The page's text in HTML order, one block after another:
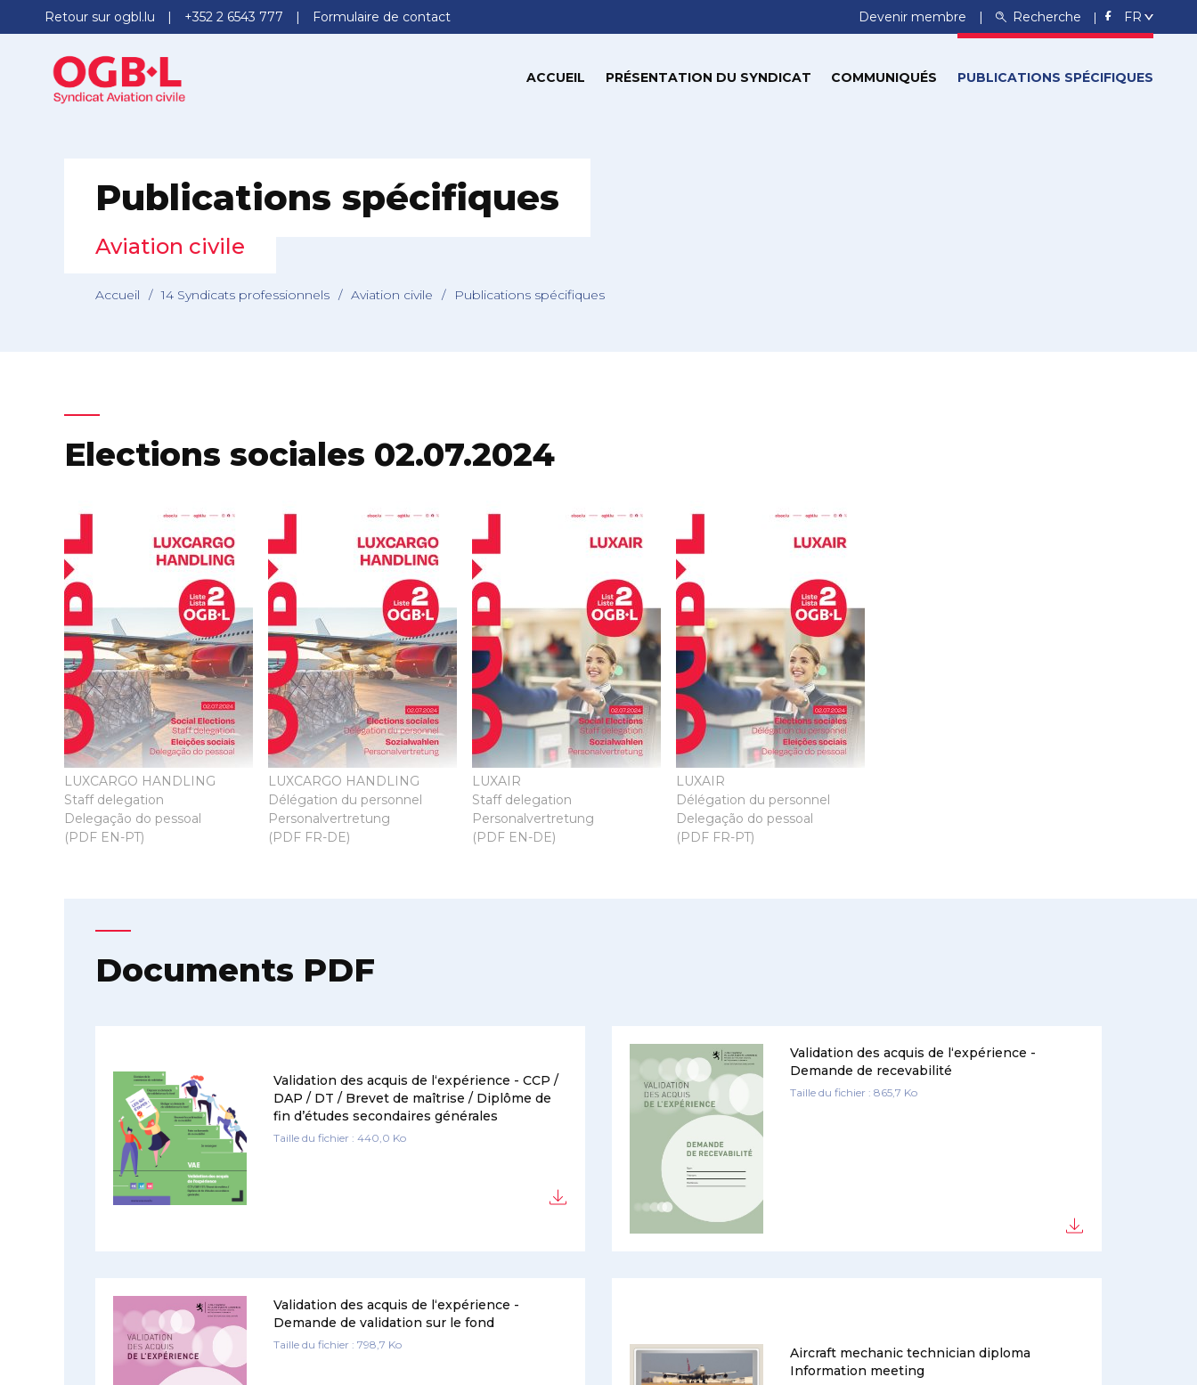
Retour sur ogbl.lu +352 2 6543 777 Formulaire de contact Devenir membre Recherche
ACCUEIL PRÉSENTATION DU SYNDICAT COMMUNIQUÉS PUBLICATIONS SPÉCIFIQUES
Publications spécifiques
Aviation civile
Accueil / 14 Syndicats professionnels / Aviation civile / Publications spécifiques
Elections sociales 02.07.2024
LUXCARGO HANDLING
Staff delegation
Delegação do pessoal
(PDF EN-PT)
LUXCARGO HANDLING
Délégation du personnel
Personalvertretung
(PDF FR-DE)
LUXAIR
Staff delegation
Personalvertretung
(PDF EN-DE)
LUXAIR
Délégation du personnel
Delegação do pessoal
(PDF FR-PT)
Documents PDF
Validation des acquis de l‘expérience - CCP /
DAP / DT / Brevet de maîtrise / Diplôme de
fin d’études secondaires générales
Taille du fichier : 440,0 Ko
Validation des acquis de l‘expérience -
Demande de recevabilité
Taille du fichier : 865,7 Ko
Validation des acquis de l‘expérience -
Demande de validation sur le fond
Taille du fichier : 798,7 Ko
Aircraft mechanic technician diploma
Information meeting